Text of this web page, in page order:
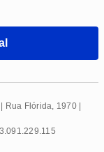
Rua Flórida, 1970 |